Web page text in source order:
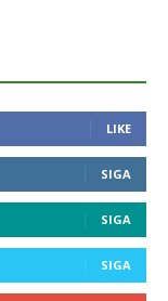
LIKE
SIGA
SIGA
SIGA